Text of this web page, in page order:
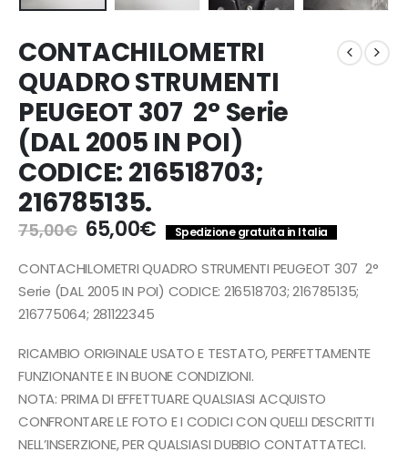
CONTACHILOMETRI
QUADRO STRUMENTI
PEUGEOT 307 2° Serie
(DAL 2005 IN POI)
CODICE: 216518703;
216785135.
75,00€ Il
prezzo
originale
era:
75,00€.
65,00€Il
prezzo
attuale
è:
65,00€.
Spedizione gratuita in Italia
CONTACHILOMETRI QUADRO STRUMENTI PEUGEOT 307 2°
Serie (DAL 2005 IN POI) CODICE: 216518703; 216785135;
216775064; 281122345
RICAMBIO ORIGINALE USATO E TESTATO, PERFETTAMENTE
FUNZIONANTE E IN BUONE CONDIZIONI.
NOTA: PRIMA DI EFFETTUARE QUALSIASI ACQUISTO
CONFRONTARE LE FOTO E I CODICI CON QUELLI DESCRITTI
NELL’INSERZIONE, PER QUALSIASI DUBBIO CONTATTATECI.